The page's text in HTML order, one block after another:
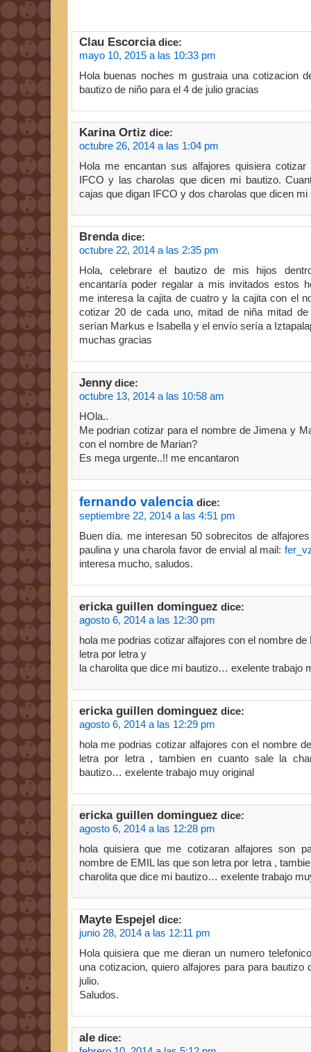
Clau Escorcia dice:
mayo 10, 2015 a las 10:33 pm
Hola buenas noches m gustraia una cotizacion
bautizo de niño para el 4 de julio gracias
Karina Ortiz dice:
octubre 26, 2014 a las 1:04 pm
Hola me encantan sus alfajores quisiera
IFCO y las charolas que dicen mi bautizo.
cajas que digan IFCO y dos charolas que dicen mi
Brenda dice:
octubre 22, 2014 a las 2:35 pm
Hola, celebrare el bautizo de mis hijos
encantaría poder regalar a mis invitados estos
me interesa la cajita de cuatro y la cajita con el
cotizar 20 de cada uno, mitad de niña mitad
serían Markus e Isabella y el envío sería a
muchas gracias
Jenny dice:
octubre 13, 2014 a las 10:58 am
HOla..
Me podrian cotizar para el nombre de Jimena y
con el nombre de Marian?
Es mega urgente..!! me encantaron
fernando valencia dice:
septiembre 22, 2014 a las 4:51 pm
Buen día. me interesan 50 sobrecitos de
paulina y una charola favor de envial al mail:
interesa mucho, saludos.
ericka guillen dominguez dice:
agosto 6, 2014 a las 12:30 pm
hola me podrias cotizar alfajores con el nombre
letra por letra y
la charolita que dice mi bautizo… exelente trabajo
ericka guillen dominguez dice:
agosto 6, 2014 a las 12:29 pm
hola me podrias cotizar alfajores con el nombre
letra por letra , tambien en cuanto sale la
bautizo… exelente trabajo muy original
ericka guillen dominguez dice:
agosto 6, 2014 a las 12:28 pm
hola quisiera que me cotizaran alfajores son
nombre de EMIL las que son letra por letra ,
charolita que dice mi bautizo… exelente trabajo
Mayte Espejel dice:
junio 28, 2014 a las 12:11 pm
Hola quisiera que me dieran un numero
una cotizacion, quiero alfajores para para bautizo
julio.
Saludos.
ale dice: